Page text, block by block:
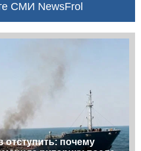
СМИ NewsFrol
отступить: почему